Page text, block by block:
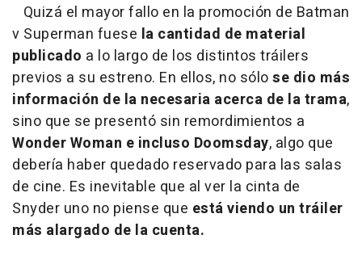
Quizá el mayor fallo en la promoción de Batman
v Superman fuese la cantidad de material
publicado a lo largo de los distintos tráilers
previos a su estreno. En ellos, no sólose dio más
información de la necesaria acerca de la trama,
sino que se presentó sin remordimientos a
Wonder Woman e incluso Doomsday, algo que
debería haber quedado reservado para las salas
de cine. Es inevitable que al ver la cinta de
Snyder uno no piense que está viendo un tráiler
más alargado de la cuenta.